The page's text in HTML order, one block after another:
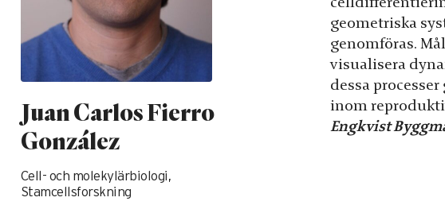
Juan Carlos Fierro
González
Cell- och molekylärbiologi,
Stamcellsforskning
geometriska
genomföras.
visualisera
dessa
inom
Engkvist